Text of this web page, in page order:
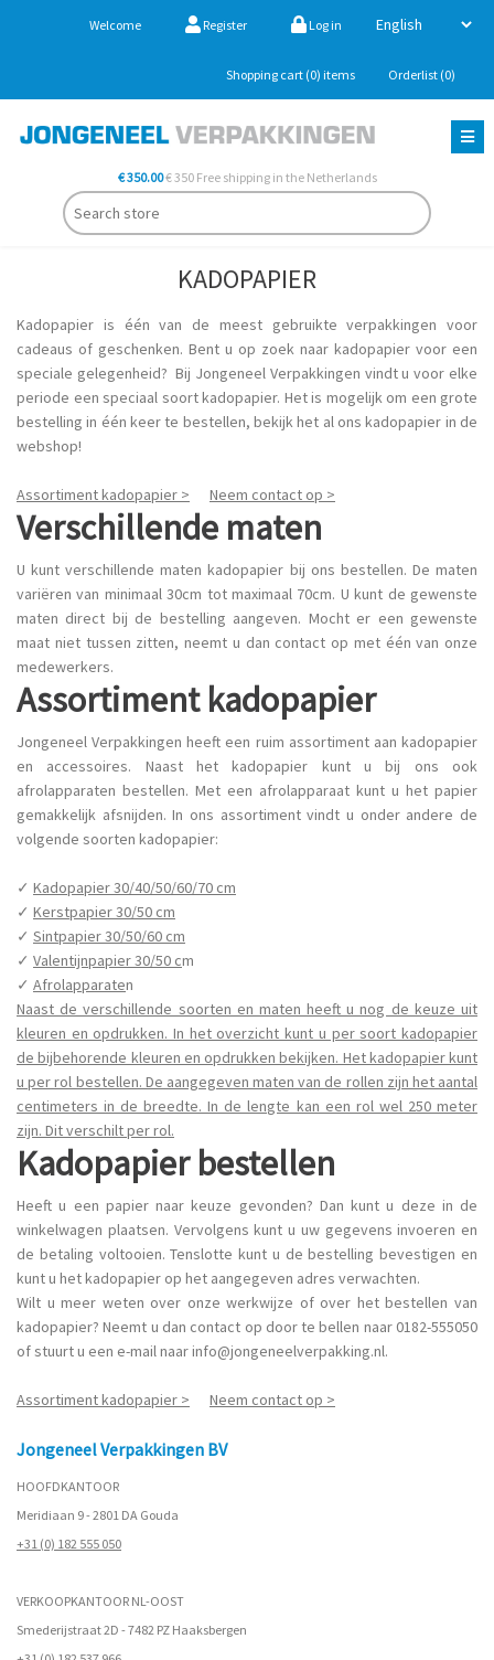
Welcome Register Log in
Shopping cart (0) items Orderlist (0)
€ 350.00€ 350 Free shipping in the Netherlands
KADOPAPIER
Kadopapier is één van de meest gebruikte verpakkingen voor
cadeaus of geschenken. Bent u op zoek naar kadopapier voor een
speciale gelegenheid? Bij Jongeneel Verpakkingen vindt u voor elke
periode een speciaal soort kadopapier. Het is mogelijk om een grote
bestelling in één keer te bestellen, bekijk het al ons kadopapier in de
webshop!
Assortiment kadopapier > Neem contact op >
Verschillende maten
U kunt verschillende maten kadopapier bij ons bestellen. De maten
variëren van minimaal 30cm tot maximaal 70cm. U kunt de gewenste
maten direct bij de bestelling aangeven. Mocht er een gewenste
maat niet tussen zitten, neemt u dan contact op met één van onze
medewerkers.
Assortiment kadopapier
Jongeneel Verpakkingen heeft een ruim assortiment aan kadopapier
en accessoires. Naast het kadopapier kunt u bij ons ook
afrolapparaten bestellen. Met een afrolapparaat kunt u het papier
gemakkelijk afsnijden. In ons assortiment vindt u onder andere de
volgende soorten kadopapier:
✓ Kadopapier 30/40/50/60/70 cm
✓ Kerstpapier 30/50 cm
✓ Sintpapier 30/50/60 cm
✓ Valentijnpapier 30/50 cm
✓ Afrolapparaten
Naast de verschillende soorten en maten heeft u nog de keuze uit
kleuren en opdrukken. In het overzicht kunt u per soort kadopapier
de bijbehorende kleuren en opdrukken bekijken. Het kadopapier kunt
u per rol bestellen. De aangegeven maten van de rollen zijn het aantal
centimeters in de breedte. In de lengte kan een rol wel 250 meter
zijn. Dit verschilt per rol.
Kadopapier bestellen
Heeft u een papier naar keuze gevonden? Dan kunt u deze in de
winkelwagen plaatsen. Vervolgens kunt u uw gegevens invoeren en
de betaling voltooien. Tenslotte kunt u de bestelling bevestigen en
kunt u het kadopapier op het aangegeven adres verwachten.
Wilt u meer weten over onze werkwijze of over het bestellen van
kadopapier? Neemt u dan contact op door te bellen naar 0182-555050
of stuurt u een e-mail naar info@jongeneelverpakking.nl.
Assortiment kadopapier > Neem contact op >
Jongeneel Verpakkingen BV
HOOFDKANTOOR
Meridiaan 9 - 2801 DA Gouda
+31 (0) 182 555 050
VERKOOPKANTOOR NL-OOST
Smederijstraat 2D - 7482 PZ Haaksbergen